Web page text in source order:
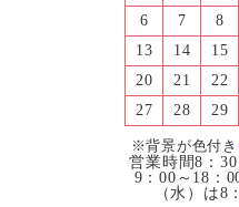
6
7 8
13
14 15
20
21 22
27
28 29
※背景が色付き
営業時間8：
9：00～18：
（水）は8